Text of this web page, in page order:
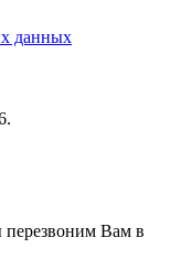
данных
перезвоним Вам в